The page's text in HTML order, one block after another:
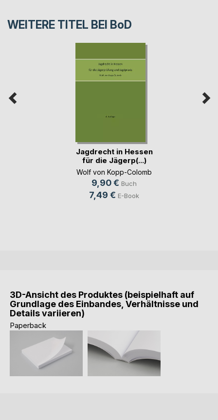
WEITERE TITEL BEI BoD
Jagdrecht in Hessen
für die Jägerp(...)
Wolf von Kopp-Colomb
9,90 € Buch
7,49 € E-Book
3D-Ansicht des Produktes (beispielhaft auf
Grundlage des Einbandes, Verhältnisse und
Details variieren)
Paperback